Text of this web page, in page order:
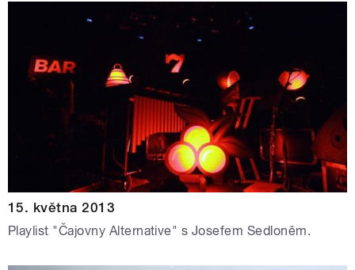
15. května 2013
Playlist "Čajovny Alternative" s Josefem Sedloněm.